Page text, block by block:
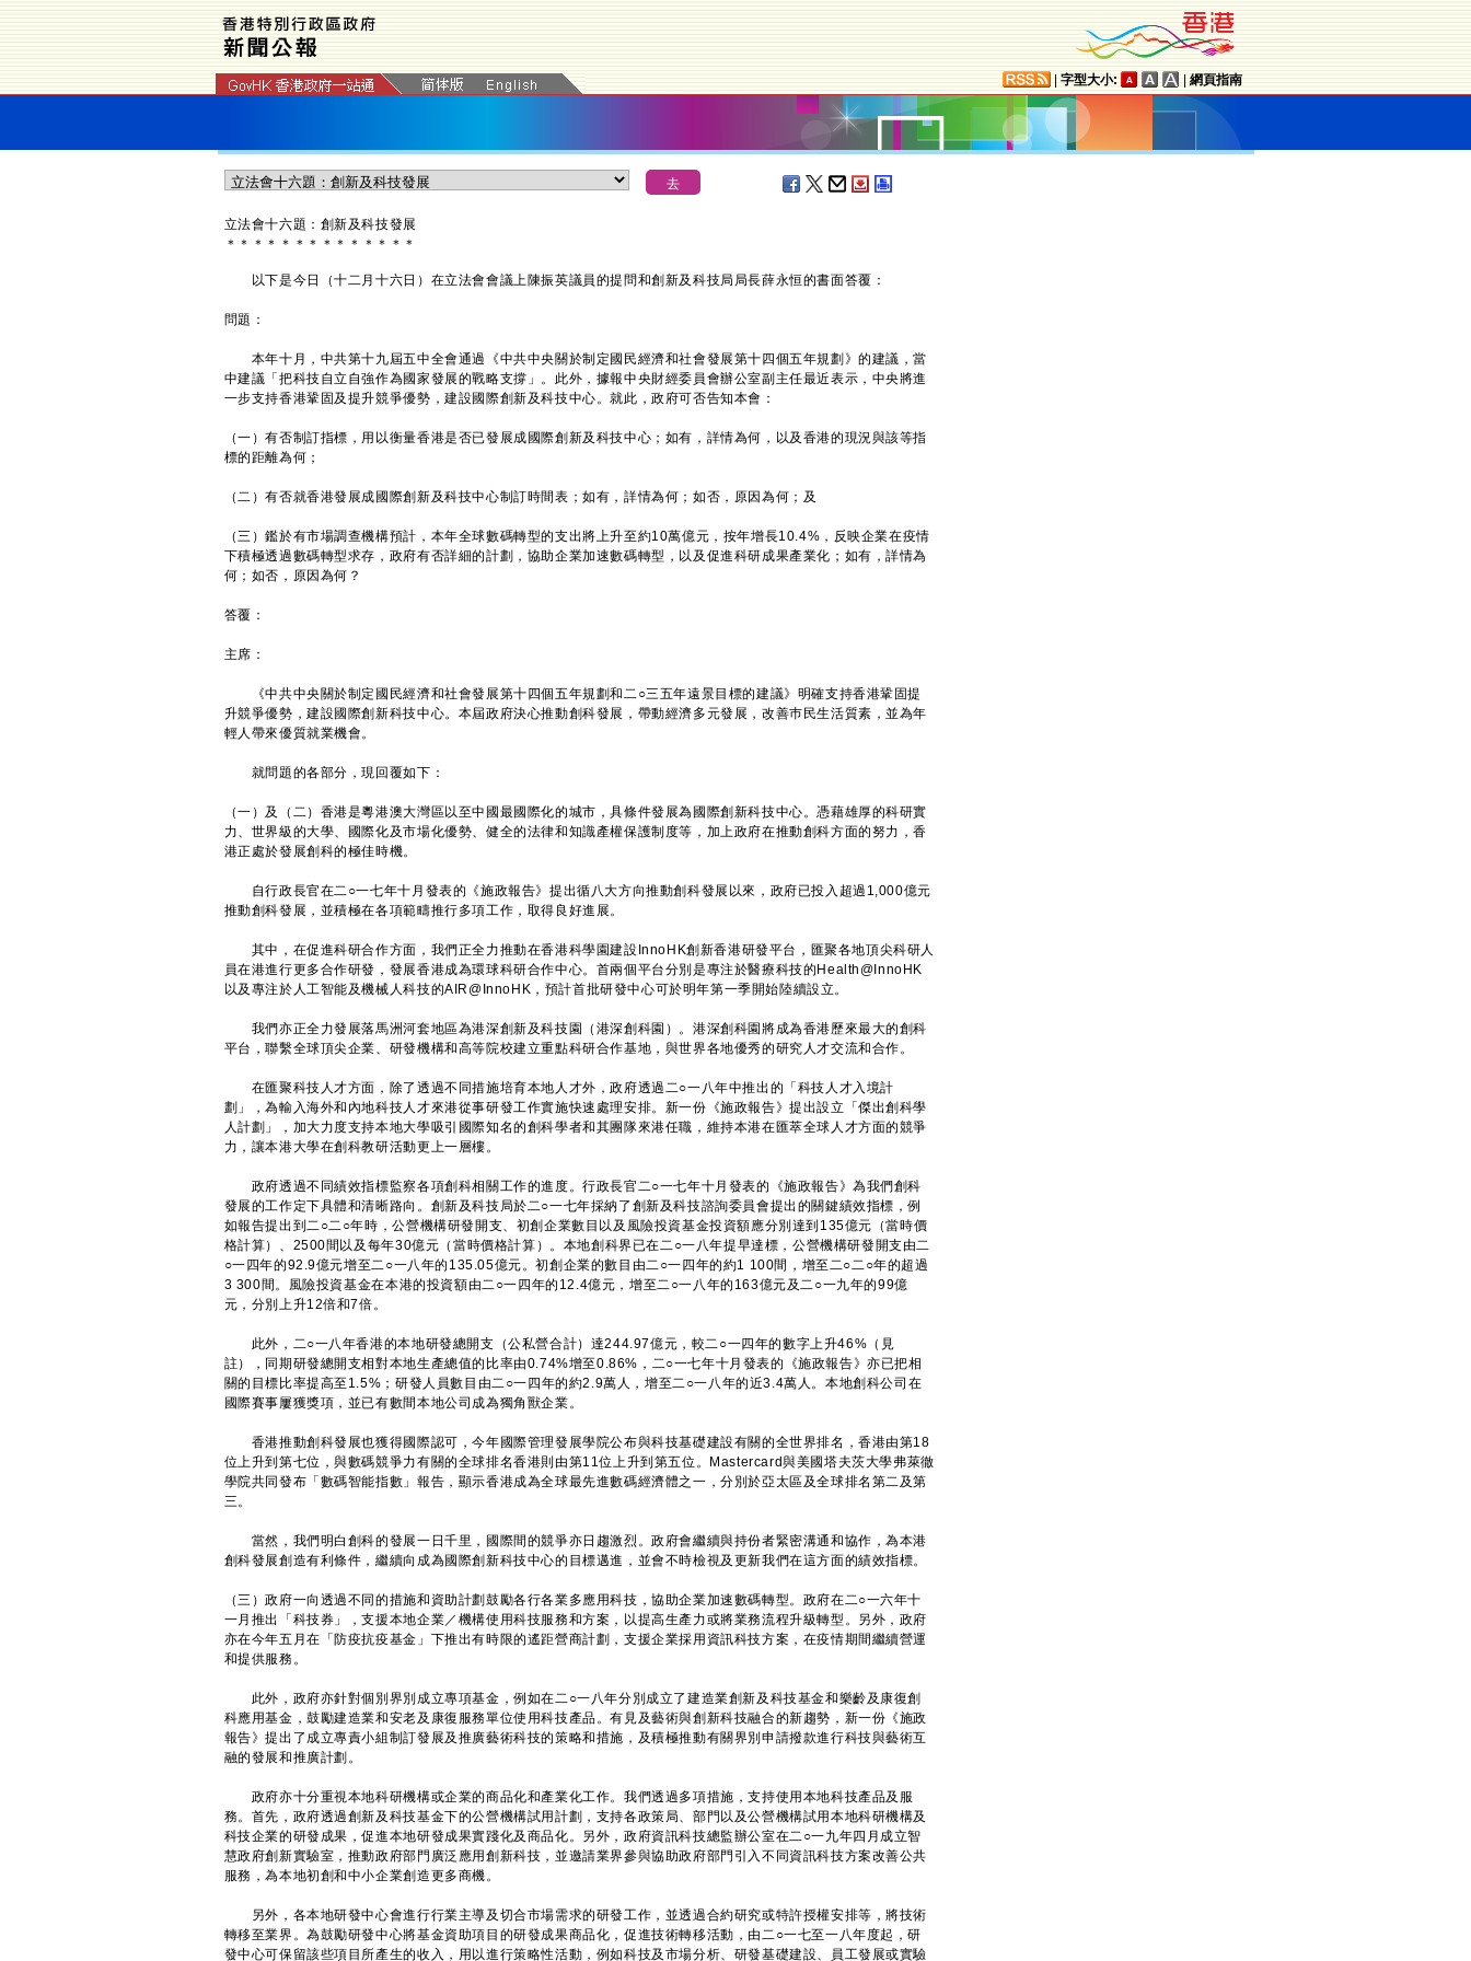
字型大小: 網頁指南
立法會十六題：創新及科技發展
＊ ＊ ＊ ＊ ＊ ＊ ＊ ＊ ＊ ＊ ＊ ＊ ＊ ＊
以下是今日（十二月十六日）在立法會會議上陳振英議員的提問和創新及科技局局長薛永恒的書面答覆：
問題：
本年十月，中共第十九屆五中全會通過《中共中央關於制定國民經濟和社會發展第十四個五年規劃》的建議，當
中建議「把科技自立自強作為國家發展的戰略支撐」。此外，據報中央財經委員會辦公室副主任最近表示，中央將進
一步支持香港鞏固及提升競爭優勢，建設國際創新及科技中心。就此，政府可否告知本會：
（一）有否制訂指標，用以衡量香港是否已發展成國際創新及科技中心；如有，詳情為何，以及香港的現況與該等指
標的距離為何；
（二）有否就香港發展成國際創新及科技中心制訂時間表；如有，詳情為何；如否，原因為何；及
（三）鑑於有市場調查機構預計，本年全球數碼轉型的支出將上升至約10萬億元，按年增長10.4%，反映企業在疫情
下積極透過數碼轉型求存，政府有否詳細的計劃，協助企業加速數碼轉型，以及促進科研成果產業化；如有，詳情為
何；如否，原因為何？
答覆：
主席：
《中共中央關於制定國民經濟和社會發展第十四個五年規劃和二○三五年遠景目標的建議》明確支持香港鞏固提
升競爭優勢，建設國際創新科技中心。本屆政府決心推動創科發展，帶動經濟多元發展，改善巿民生活質素，並為年
輕人帶來優質就業機會。
就問題的各部分，現回覆如下：
（一）及（二）香港是粵港澳大灣區以至中國最國際化的城市，具條件發展為國際創新科技中心。憑藉雄厚的科研實
力、世界級的大學、國際化及市場化優勢、健全的法律和知識產權保護制度等，加上政府在推動創科方面的努力，香
港正處於發展創科的極佳時機。
自行政長官在二○一七年十月發表的《施政報告》提出循八大方向推動創科發展以來，政府已投入超過1,000億元
推動創科發展，並積極在各項範疇推行多項工作，取得良好進展。
其中，在促進科研合作方面，我們正全力推動在香港科學園建設InnoHK創新香港研發平台，匯聚各地頂尖科研人
員在港進行更多合作研發，發展香港成為環球科研合作中心。首兩個平台分別是專注於醫療科技的Health@InnoHK
以及專注於人工智能及機械人科技的AIR@InnoHK，預計首批研發中心可於明年第一季開始陸續設立。
我們亦正全力發展落馬洲河套地區為港深創新及科技園（港深創科園）。港深創科園將成為香港歷來最大的創科
平台，聯繫全球頂尖企業、研發機構和高等院校建立重點科研合作基地，與世界各地優秀的研究人才交流和合作。
在匯聚科技人才方面，除了透過不同措施培育本地人才外，政府透過二○一八年中推出的「科技人才入境計
劃」，為輸入海外和內地科技人才來港從事研發工作實施快速處理安排。新一份《施政報告》提出設立「傑出創科學
人計劃」，加大力度支持本地大學吸引國際知名的創科學者和其團隊來港任職，維持本港在匯萃全球人才方面的競爭
力，讓本港大學在創科教研活動更上一層樓。
政府透過不同績效指標監察各項創科相關工作的進度。行政長官二○一七年十月發表的《施政報告》為我們創科
發展的工作定下具體和清晰路向。創新及科技局於二○一七年採納了創新及科技諮詢委員會提出的關鍵績效指標，例
如報告提出到二○二○年時，公營機構研發開支、初創企業數目以及風險投資基金投資額應分別達到135億元（當時價
格計算）、2500間以及每年30億元（當時價格計算）。本地創科界已在二○一八年提早達標，公營機構研發開支由二
○一四年的92.9億元增至二○一八年的135.05億元。初創企業的數目由二○一四年的約1 100間，增至二○二○年的超過
3 300間。風險投資基金在本港的投資額由二○一四年的12.4億元，增至二○一八年的163億元及二○一九年的99億
元，分別上升12倍和7倍。
此外，二○一八年香港的本地研發總開支（公私營合計）達244.97億元，較二○一四年的數字上升46%（見
註），同期研發總開支相對本地生產總值的比率由0.74%增至0.86%，二○一七年十月發表的《施政報告》亦已把相
關的目標比率提高至1.5%；研發人員數目由二○一四年的約2.9萬人，增至二○一八年的近3.4萬人。本地創科公司在
國際賽事屢獲獎項，並已有數間本地公司成為獨角獸企業。
香港推動創科發展也獲得國際認可，今年國際管理發展學院公布與科技基礎建設有關的全世界排名，香港由第18
位上升到第七位，與數碼競爭力有關的全球排名香港則由第11位上升到第五位。Mastercard與美國塔夫茨大學弗萊徹
學院共同發布「數碼智能指數」報告，顯示香港成為全球最先進數碼經濟體之一，分別於亞太區及全球排名第二及第
三。
當然，我們明白創科的發展一日千里，國際間的競爭亦日趨激烈。政府會繼續與持份者緊密溝通和協作，為本港
創科發展創造有利條件，繼續向成為國際創新科技中心的目標邁進，並會不時檢視及更新我們在這方面的績效指標。
（三）政府一向透過不同的措施和資助計劃鼓勵各行各業多應用科技，協助企業加速數碼轉型。政府在二○一六年十
一月推出「科技券」，支援本地企業／機構使用科技服務和方案，以提高生產力或將業務流程升級轉型。另外，政府
亦在今年五月在「防疫抗疫基金」下推出有時限的遙距營商計劃，支援企業採用資訊科技方案，在疫情期間繼續營運
和提供服務。
此外，政府亦針對個別界別成立專項基金，例如在二○一八年分別成立了建造業創新及科技基金和樂齡及康復創
科應用基金，鼓勵建造業和安老及康復服務單位使用科技產品。有見及藝術與創新科技融合的新趨勢，新一份《施政
報告》提出了成立專責小組制訂發展及推廣藝術科技的策略和措施，及積極推動有關界別申請撥款進行科技與藝術互
融的發展和推廣計劃。
政府亦十分重視本地科研機構或企業的商品化和產業化工作。我們透過多項措施，支持使用本地科技產品及服
務。首先，政府透過創新及科技基金下的公營機構試用計劃，支持各政策局、部門以及公營機構試用本地科研機構及
科技企業的研發成果，促進本地研發成果實踐化及商品化。另外，政府資訊科技總監辦公室在二○一九年四月成立智
慧政府創新實驗室，推動政府部門廣泛應用創新科技，並邀請業界參與協助政府部門引入不同資訊科技方案改善公共
服務，為本地初創和中小企業創造更多商機。
另外，各本地研發中心會進行行業主導及切合市場需求的研發工作，並透過合約研究或特許授權安排等，將技術
轉移至業界。為鼓勵研發中心將基金資助項目的研發成果商品化，促進技術轉移活動，由二○一七至一八年度起，研
發中心可保留該些項目所產生的收入，用以進行策略性活動，例如科技及市場分析、研發基礎建設、員工發展或實驗